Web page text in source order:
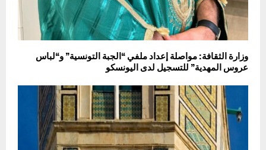
وزارة الثقافة: مواصلة إعداد ملفي “الجبة التونسية” و“لباس
عروس المهدية” للتسجيل لدى اليونسكو